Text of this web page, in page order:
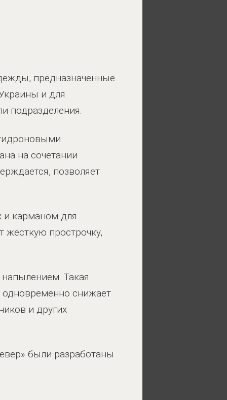
предназначенные
и для
подразделения.
на сочетании
позволяет
и карманом для
жёсткую прострочку,
Такая
одновременно снижает
и других
были разработаны